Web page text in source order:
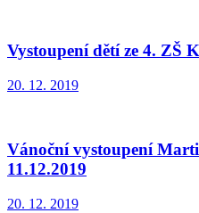
Vystoupení dětí ze 4. ZŠ
20. 12. 2019
Vánoční vystoupení
11.12.2019
20. 12. 2019